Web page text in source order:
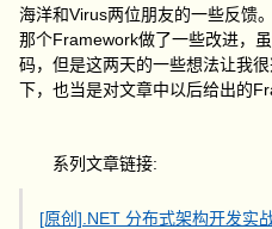
海洋和Virus两位朋友的一些反馈
那个Framework做了一些改进，
码，但是这两天的一些想法让我
下，也当是对文章中以后给出的
系列文章链接:
[原创].NET 分布式架构开发实